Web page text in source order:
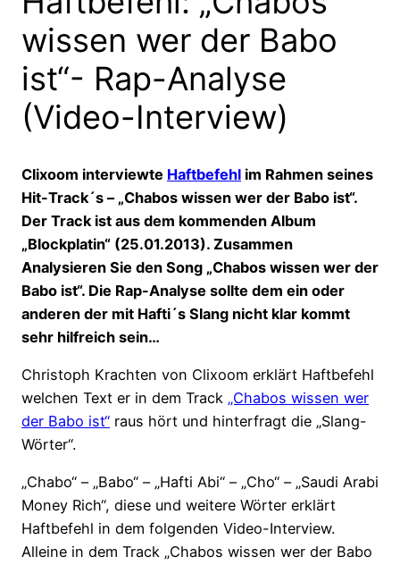
wissen wer der Babo
ist“- Rap-Analyse
(Video-Interview)
Clixoom interviewte Haftbefehl im Rahmen seines
Hit-Track´s – „Chabos wissen wer der Babo ist“.
Der Track ist aus dem kommenden Album
„Blockplatin“ (25.01.2013). Zusammen
Analysieren Sie den Song „Chabos wissen wer der
Babo ist“. Die Rap-Analyse sollte dem ein oder
anderen der mit Hafti´s Slang nicht klar kommt
sehr hilfreich sein…
Christoph Krachten von Clixoom erklärt Haftbefehl
welchen Text er in dem Track „Chabos wissen wer
der Babo ist“ raus hört und hinterfragt die „Slang-
Wörter“.
„Chabo“ – „Babo“ – „Hafti Abi“ – „Cho“ – „Saudi Arabi
Money Rich“, diese und weitere Wörter erklärt
Haftbefehl in dem folgenden Video-Interview.
Alleine in dem Track „Chabos wissen wer der Babo